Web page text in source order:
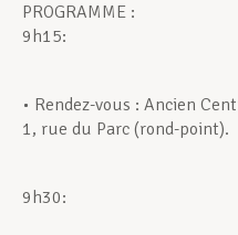
PROGRAMME :
9h15:
• Rendez-vous : Ancien
1, rue du Parc (rond-point).
9h30: